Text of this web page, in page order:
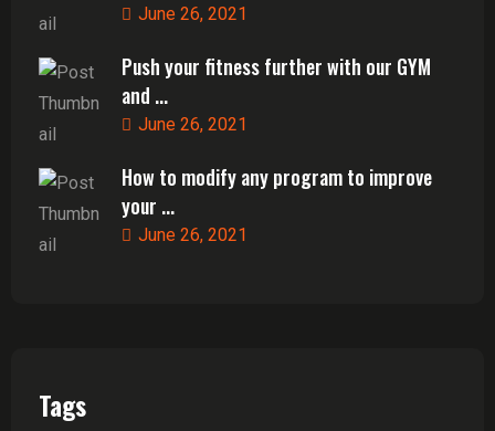
June 26, 2021
Push your fitness further with our GYM
and ...
June 26, 2021
How to modify any program to improve
your ...
June 26, 2021
Tags